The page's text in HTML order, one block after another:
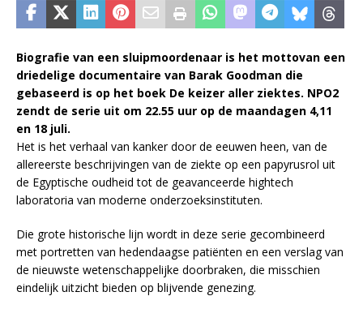
Biografie van een sluipmoordenaar is het mottovan een
driedelige documentaire van Barak Goodman die
gebaseerd is op het boek De keizer aller ziektes. NPO2
zendt de serie uit om 22.55 uur op de maandagen 4,11
en 18 juli.
Het is het verhaal van kanker door de eeuwen heen, van de
allereerste beschrijvingen van de ziekte op een papyrusrol uit
de Egyptische oudheid tot de geavanceerde hightech
laboratoria van moderne onderzoeksinstituten.
Die grote historische lijn wordt in deze serie gecombineerd
met portretten van hedendaagse patiënten en een verslag van
de nieuwste wetenschappelijke doorbraken, die misschien
eindelijk uitzicht bieden op blijvende genezing.